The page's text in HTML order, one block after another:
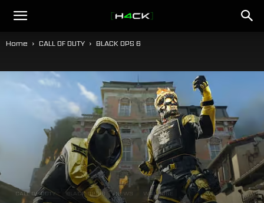
h4ck.se
Home CALL OF DUTY BLACK OPS 6
CALL OF DUTY BLACK OPS 6 NEWS WARZONE